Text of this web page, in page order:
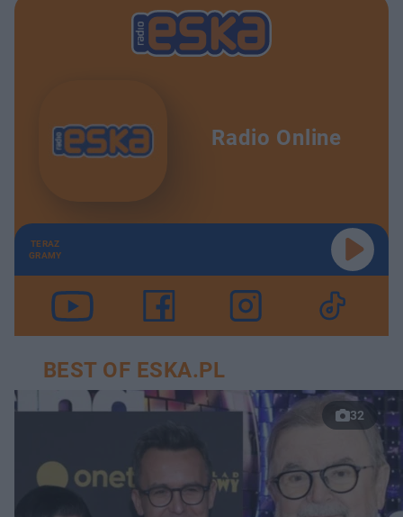
Radio Online
TERAZ
GRAMY
BEST OF ESKA.PL
32